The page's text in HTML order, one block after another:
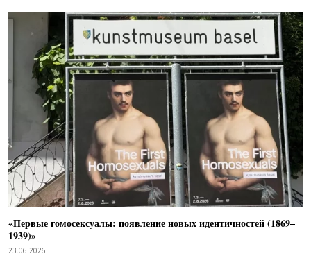
«Первые гомосексуалы: появление новых идентичностей (1869–
1939)»
23.06.2026